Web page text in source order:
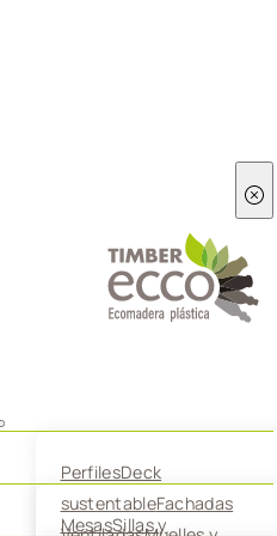
PerfilesDeck
sustentableFachadas
MesasSillas y